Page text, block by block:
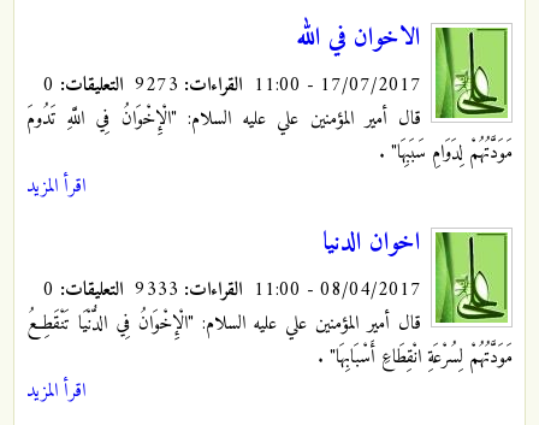
الاخوان في الله
17/07/2017 - 11:00 القراءات: التعليقات:
قال أمير المؤمنين علي عليه السلام: "الْإِخْوَانُ فِي اللَّهِ تَدُومَ
مَوَدَّتُهُمْ لِدَوَامِ سَبَبِهَا" .
اقرأ المزيد
اخوان الدنيا
08/04/2017 - 11:00 القراءات: التعليقات:
قال أمير المؤمنين علي عليه السلام: "الْإِخْوَانُ فِي الدُّنْيَا تَنْقَطِعُ
مَوَدَّتُهُمْ لِسُرْعَةِ انْقِطَاعِ أَسْبَابِهَا" .
اقرأ المزيد